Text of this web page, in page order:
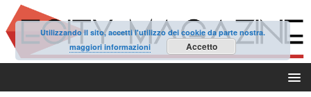
Utilizzando il sito, accetti l'utilizzo dei cookie da parte nostra.
maggiori informazioni
Accetto